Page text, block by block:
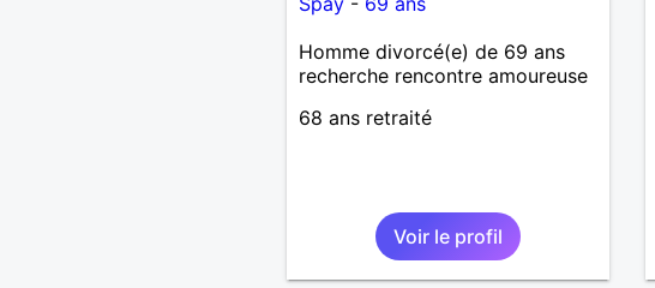
Homme divorcé(e) de 69 ans
recherche rencontre amoureuse
68 ans retraité
Voir le profil